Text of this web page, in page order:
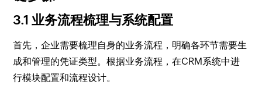
3.1 业务流程梳理与系统配置
首先，企业需要梳理自身的业务流程，明确各环节需要生
成和管理的凭证类型。根据业务流程，在CRM系统中进
行模块配置和流程设计。